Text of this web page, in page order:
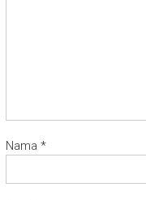
Nama *